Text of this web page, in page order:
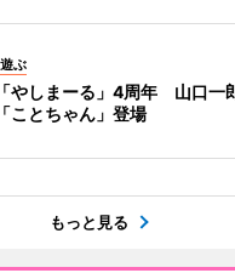
ぶ
やしまーる」4周年 山口一
ことちゃん」登場
もっと見る